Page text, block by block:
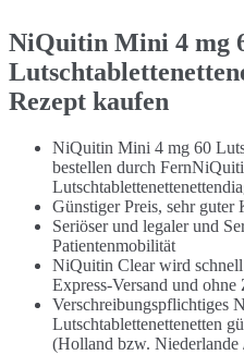
NiQuitin Mini 4 mg
Rezept kaufen
NiQuitin Mini 4 mg 60
bestellen durch
Günstiger Preis, sehr guter
Seriöser und legaler und
Patientenmobilität
NiQuitin Clear wird
Express-Versand und
Verschreibungspflichtiges
Lutschtablettenettenetten
(Holland bzw. Niederlande